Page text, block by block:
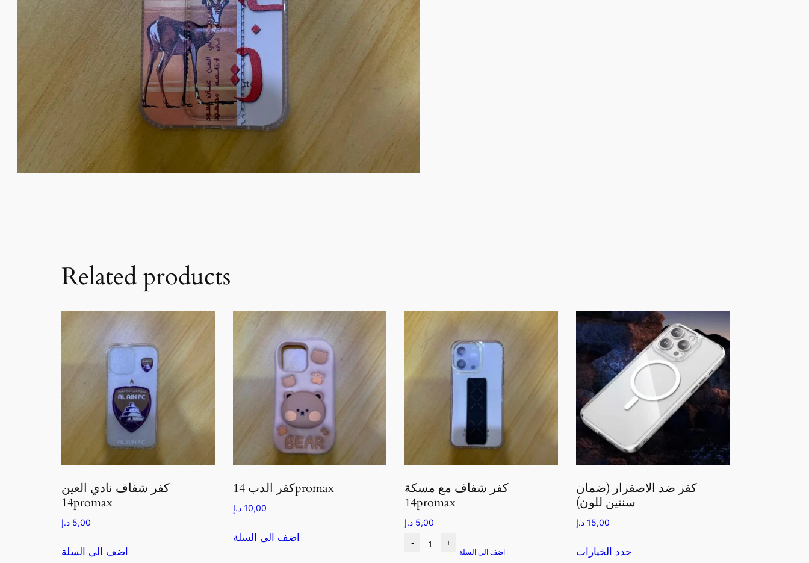
Related products
كفر شفاف نادي العين
14promax
5,00 د.إ
اضف الى السلة
كفر الدب 14promax
10,00 د.إ
اضف الى السلة
كفر شفاف مع مسكة
14promax
5,00 د.إ
- +
اضف الى السلة
كفر ضد الاصفرار (ضمان
سنتين للون)
15,00 د.إ
حدد الخيارات